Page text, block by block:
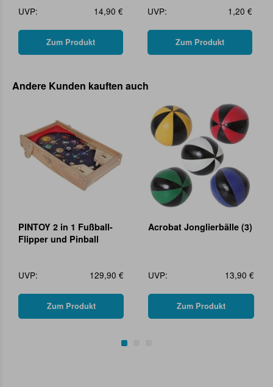
UVP:
14,90 €
Zum Produkt
UVP:
1,20 €
Zum Produkt
Andere Kunden kauften auch
PINTOY 2 in 1 Fußball-
Flipper und Pinball
UVP: 129,90 €
Zum Produkt
Acrobat Jonglierbälle (3)
UVP: 13,90 €
Zum Produkt